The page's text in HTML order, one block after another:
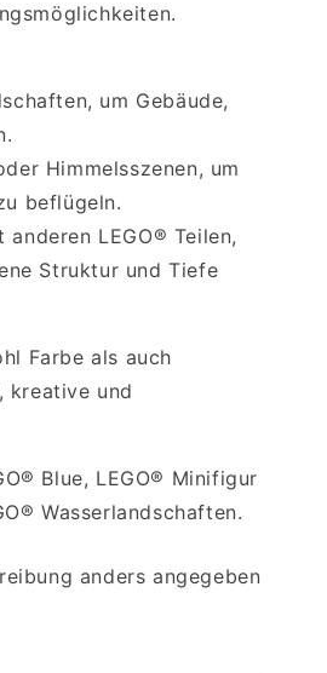
um Gebäude,
Himmelsszenen, um
beflügeln.
LEGO® Teilen,
Struktur und Tiefe
Farbe als auch
kreative und
Blue, LEGO® Minifigur
Wasserlandschaften.
anders angegeben